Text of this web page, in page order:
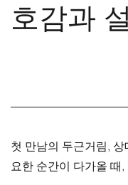
호감과
첫 만남의 두근거림,
요한 순간이 다가올 때